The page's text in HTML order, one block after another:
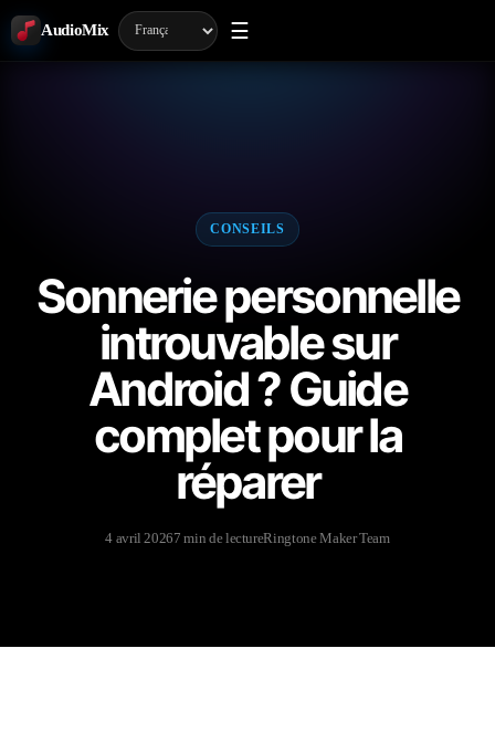
AudioMix ☰
CONSEILS
Sonnerie personnelle
introuvable sur
Android ? Guide
complet pour la
réparer
4 avril 20267 min de lectureRingtone Maker Team